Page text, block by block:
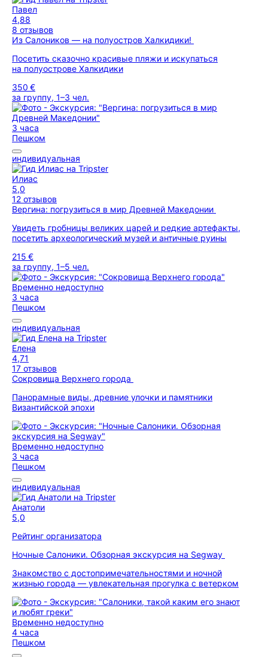
Павел
4,88
8 отзывов
Из Салоников — на полуостров Халкидики!
Посетить сказочно красивые пляжи и искупаться
на полуострове Халкидики
350 €
за группу, 1–3 чел.
3 часа
Пешком
индивидуальная
Илиас
5,0
12 отзывов
Вергина: погрузиться в мир Древней Македонии
Увидеть гробницы великих царей и редкие артефакты,
посетить археологический музей и античные руины
215 €
за группу, 1–5 чел.
Временно недоступно
3 часа
Пешком
индивидуальная
Елена
4,71
17 отзывов
Сокровища Верхнего города
Панорамные виды, древние улочки и памятники
Византийской эпохи
Временно недоступно
3 часа
Пешком
индивидуальная
Анатоли
5,0
Рейтинг организатора
Ночные Салоники. Обзорная экскурсия на Segway
Знакомство с достопримечательностями и ночной
жизнью города — увлекательная прогулка с ветерком
Временно недоступно
4 часа
Пешком